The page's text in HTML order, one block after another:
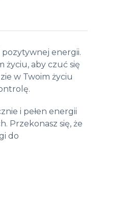
energii.
życiu, aby czuć się
w Twoim życiu
i pełen energii
Przekonasz się, że
do